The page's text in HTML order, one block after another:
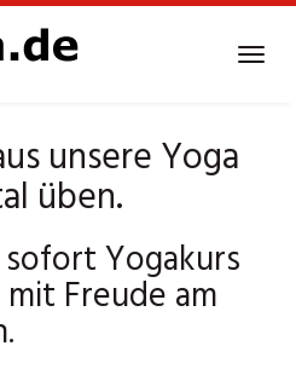
unsere Yoga
üben.
Yogakurs
Freude am